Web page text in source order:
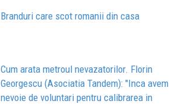
Branduri care scot romanii din casa
Cum arata metroul nevazatorilor. Florin
Georgescu (Asociatia Tandem): "Inca avem
nevoie de voluntari pentru calibrarea in